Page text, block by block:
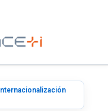
Internacionalización